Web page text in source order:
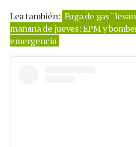
Lea también: Fuga de gas
mañana de jueves: EPM y
emergencia